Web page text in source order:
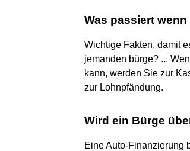
Was passiert
Wichtige Fakten, damit
jemanden bürge? ...
kann, werden Sie zur
zur Lohnpfändung.
Wird ein Bürge
Eine Auto-Finanzierung